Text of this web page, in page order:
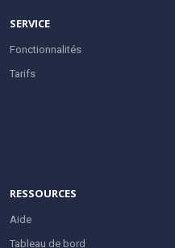
SERVICE
Fonctionnalités
Tarifs
RESSOURCES
Aide
Tableau de bord